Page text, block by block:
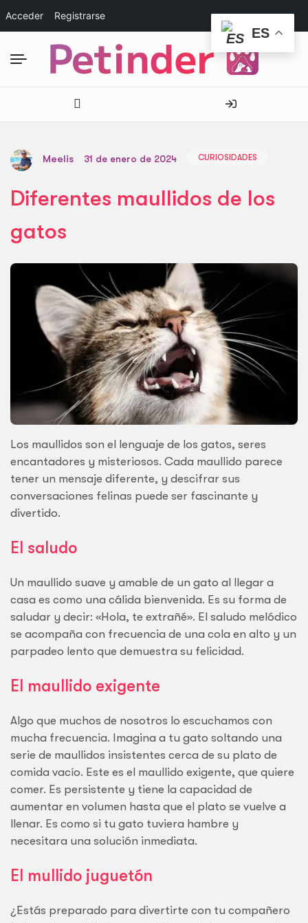
Acceder Registrarse
Meelis 31 de enero de 2024 CURIOSIDADES
Diferentes maullidos de los
gatos
Los maullidos son el lenguaje de los gatos, seres
encantadores y misteriosos. Cada maullido parece
tener un mensaje diferente, y descifrar sus
conversaciones felinas puede ser fascinante y
divertido.
El saludo
Un maullido suave y amable de un gato al llegar a
casa es como una cálida bienvenida. Es su forma de
saludar y decir: «Hola, te extrañé». El saludo melódico
se acompaña con frecuencia de una cola en alto y un
parpadeo lento que demuestra su felicidad.
El maullido exigente
Algo que muchos de nosotros lo escuchamos con
mucha frecuencia. Imagina a tu gato soltando una
serie de maullidos insistentes cerca de su plato de
comida vacío. Este es el maullido exigente, que quiere
comer. Es persistente y tiene la capacidad de
aumentar en volumen hasta que el plato se vuelve a
llenar. Es como si tu gato tuviera hambre y
necesitara una solución inmediata.
El mullido juguetón
¿Estás preparado para divertirte con tu compañero
ES